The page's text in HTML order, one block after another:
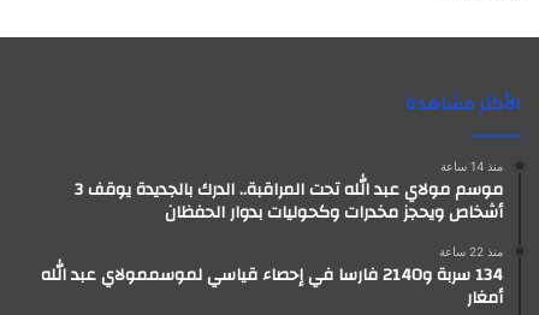
الأكثر مشاهدة
منذ 14 ساعة
موسم مولاي عبد الله تحت المراقبة.. الدرك بالجديدة يوقف 3
أشخاص ويحجز مخدرات وكحوليات بدوار الحفظان
منذ 22 ساعة
134 سربة و2140 فارسا في إحصاء قياسي لموسممولاي عبد الله
أمغار